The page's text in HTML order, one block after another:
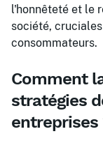
l'honnêteté et le
société,
consommateurs.
Comment
stratégies
entreprises